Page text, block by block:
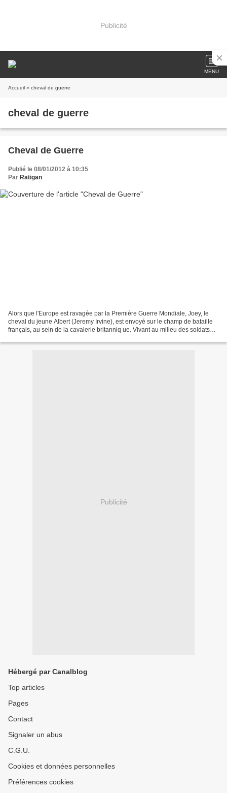
Publicité
MENU
Accueil » cheval de guerre
cheval de guerre
Cheval de Guerre
Publié le 08/01/2012 à 10:35
Par Ratigan
Alors que l'Europe est ravagée par la Première Guerre Mondiale, Joey, le
cheval du jeune Albert (Jeremy Irvine), est envoyé sur le champ de bataille
français, au sein de la cavalerie britanniq ue. Vivant au milieu des soldats
Publicité
Hébergé par Canalblog
Top articles
Pages
Contact
Signaler un abus
C.G.U.
Cookies et données personnelles
Préférences cookies